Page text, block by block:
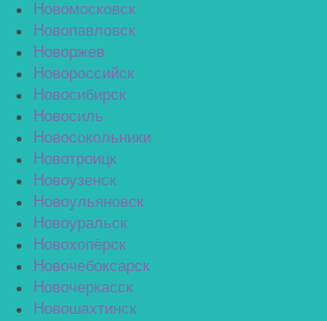
Новомосковск
Новопавловск
Новоржев
Новороссийск
Новосибирск
Новосиль
Новосокольники
Новотроицк
Новоузенск
Новоульяновск
Новоуральск
Новохопёрск
Новочебоксарск
Новочеркасск
Новошахтинск